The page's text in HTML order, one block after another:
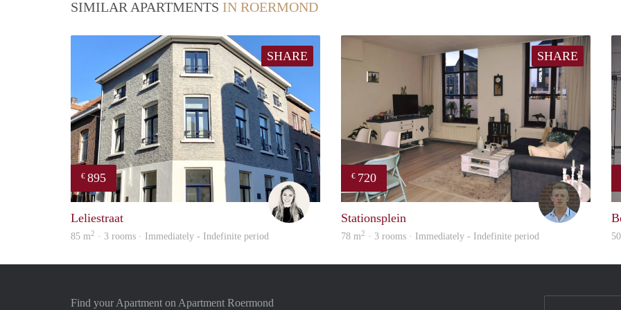
SIMILAR APARTMENTS IN ROERMOND
SHARE
€ 895
Fleur
Leliestraat
85 m2 · 3 rooms · Immediately - Indefinite period
SHARE
€ 720
Tom
Stationsplein
78 m2 · 3 rooms · Immediately - Indefinite period
Find your Apartment on Apartment Roermond